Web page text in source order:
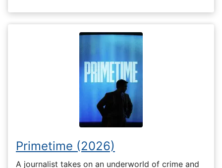
Primetime (2026)
A journalist takes on an underworld of crime and